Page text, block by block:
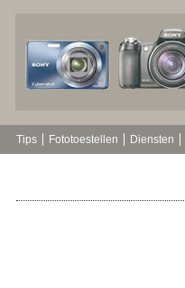
Tips Fototoestellen Diensten